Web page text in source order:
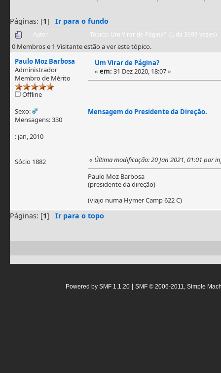
Páginas: [1] Ir para o fundo
Autor Tópico: Um Virar de Página? (Lida 3693 vezes)
0 Membros e 1 Visitante estão a ver este tópico.
Paulo Moz Barbosa
Administrador
Membro de Mérito
Offline
Sexo:
Mensagens: 330
: jan, 2010
Sócio 1882
Um Virar de Página?
« em: 31 Dez 2020, 18:07 »
Mensagem do Presidente da Direção.
« Última modificação: 20 Jan 2021, 01:01 por
Paulo Moz Barbosa
(presidente da direção)
(viajo numa Hymer Camp 622 C)
Páginas: [1] Ir para o topo
Powered by SMF 1.1.20 | SMF © 2006-2011, Simple